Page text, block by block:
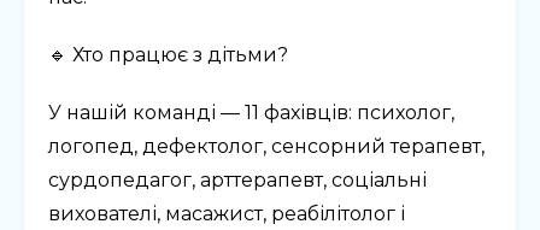
🔹 Хто працює з дітьми?
У нашій команді — 11 фахівців: психолог,
логопед, дефектолог, сенсорний терапевт,
сурдопедагог, арттерапевт, соціальні
вихователі, масажист, реабілітолог і